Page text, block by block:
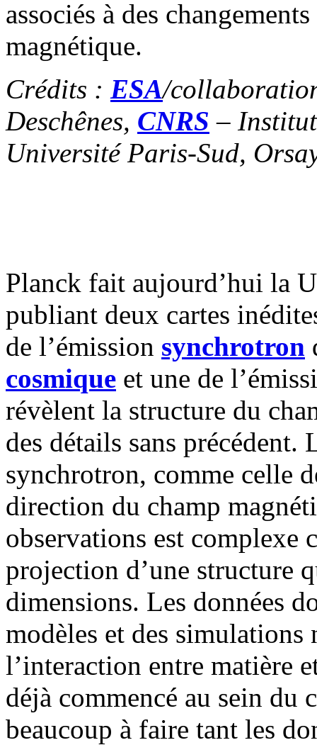
associés à des
magnétique.
Crédits : ESA/
Deschênes, CNRS –
Université Paris-Sud,
Planck fait aujourd’hui la
publiant deux cartes
de l’émission synchrotron
cosmique et une de
révèlent la structure du
des détails sans
synchrotron, comme celle
direction du champ
observations est complexe
projection d’une structure
dimensions. Les données
modèles et des
l’interaction entre matière
déjà commencé au sein du
beaucoup à faire tant les